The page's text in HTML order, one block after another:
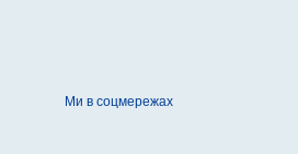
Ми в соцмережах